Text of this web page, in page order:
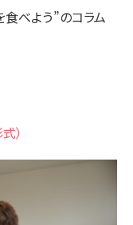
べよう”のコラム
）